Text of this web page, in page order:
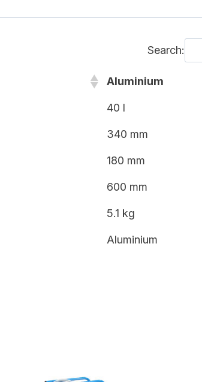
Search:
Aluminium
40 l
340 mm
180 mm
600 mm
5.1 kg
Aluminium